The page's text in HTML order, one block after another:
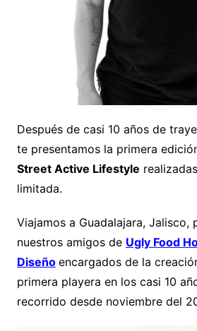
Después de casi 10 años de
te presentamos la primera
Street Active Lifestyle
limitada.
Viajamos a Guadalajara, Jalisco,
nuestros amigos de Ugly Food
Diseño encargados de la
primera playera en los casi 10
recorrido desde noviembre del